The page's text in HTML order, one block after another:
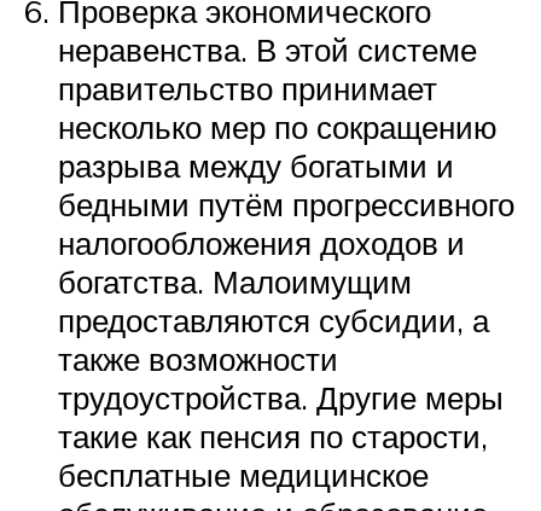
Проверка экономического
неравенства. В этой системе
правительство принимает
несколько мер по сокращению
разрыва между богатыми и
бедными путём прогрессивного
налогообложения доходов и
богатства. Малоимущим
предоставляются субсидии, а
также возможности
трудоустройства. Другие меры
такие как пенсия по старости,
бесплатные медицинское